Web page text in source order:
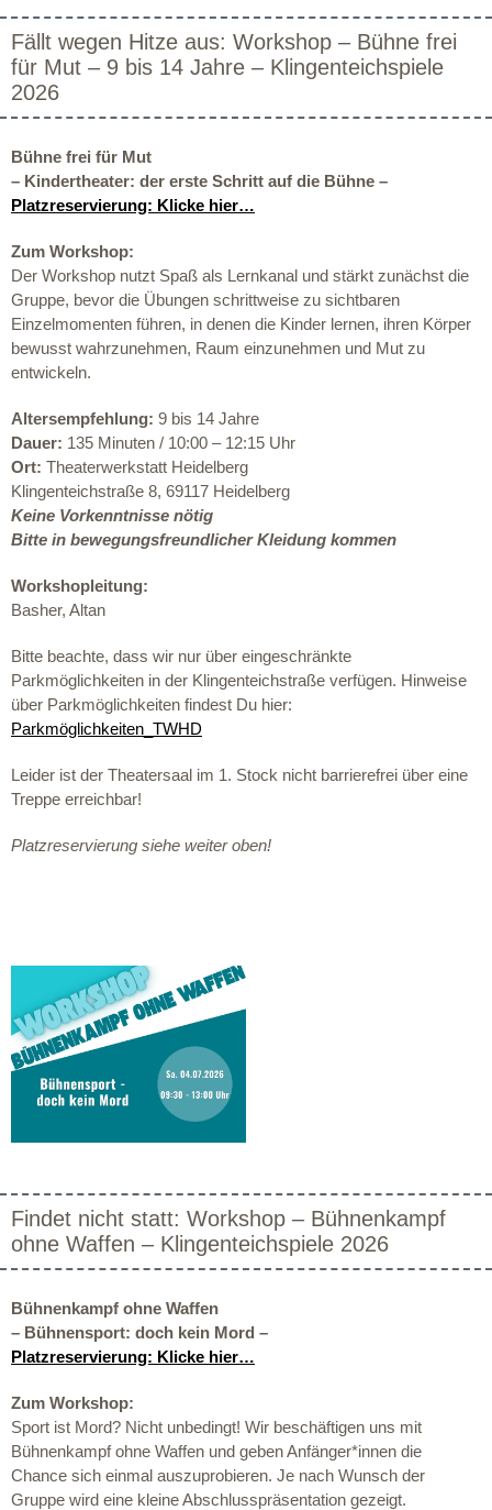
Fällt wegen Hitze aus: Workshop – Bühne frei
für Mut – 9 bis 14 Jahre – Klingenteichspiele
2026
Bühne frei für Mut
– Kindertheater: der erste Schritt auf die Bühne –
Platzreservierung: Klicke hier…
Zum Workshop:
Der Workshop nutzt Spaß als Lernkanal und stärkt zunächst die
Gruppe, bevor die Übungen schrittweise zu sichtbaren
Einzelmomenten führen, in denen die Kinder lernen, ihren Körper
bewusst wahrzunehmen, Raum einzunehmen und Mut zu
entwickeln.
Altersempfehlung: 9 bis 14 Jahre
Dauer: 135 Minuten / 10:00 – 12:15 Uhr
Ort: Theaterwerkstatt Heidelberg
Klingenteichstraße 8, 69117 Heidelberg
Keine Vorkenntnisse nötig
Bitte in bewegungsfreundlicher Kleidung kommen
Workshopleitung:
Basher, Altan
Bitte beachte, dass wir nur über eingeschränkte
Parkmöglichkeiten in der Klingenteichstraße verfügen. Hinweise
über Parkmöglichkeiten findest Du hier:
Parkmöglichkeiten_TWHD
Leider ist der Theatersaal im 1. Stock nicht barrierefrei über eine
Treppe erreichbar!
Platzreservierung siehe weiter oben!
Findet nicht statt: Workshop – Bühnenkampf
ohne Waffen – Klingenteichspiele 2026
Bühnenkampf ohne Waffen
– Bühnensport: doch kein Mord –
Platzreservierung: Klicke hier…
Zum Workshop:
Sport ist Mord? Nicht unbedingt! Wir beschäftigen uns mit
Bühnenkampf ohne Waffen und geben Anfänger*innen die
Chance sich einmal auszuprobieren. Je nach Wunsch der
Gruppe wird eine kleine Abschlusspräsentation gezeigt.